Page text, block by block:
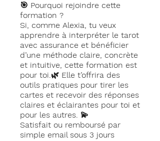
🎯 Pourquoi rejoindre cette
formation ?
Si, comme Alexia, tu veux
apprendre à interpréter le tarot
avec assurance et bénéficier
d’une méthode claire, concrète
et intuitive, cette formation est
pour toi.🌿 Elle t’offrira des
outils pratiques pour tirer les
cartes et recevoir des réponses
claires et éclairantes pour toi et
pour les autres. 💫
Satisfait ou remboursé par